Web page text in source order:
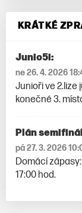
KRÁTKÉ
ne 26. 4. 2026
Junio5i:
Junioři ve 2.lize
konečné 3.
pá 27. 3. 2026
Plán
Domácí
17:00 hod.